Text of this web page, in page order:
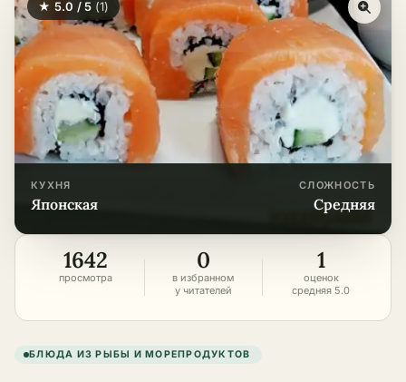
★ 5.0 / 5 (1)
КУХНЯ
японская
СЛОЖНОСТЬ
средняя
1642
просмотра
0
в избранном
у читателей
1
оценок
средняя 5.0
БЛЮДА ИЗ РЫБЫ И МОРЕПРОДУКТОВ